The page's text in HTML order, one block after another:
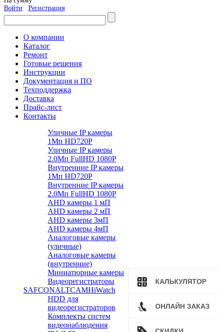
КАЛЬКУЛЯТОР
ОНЛАЙН ЗАКАЗ
Войти
Регистрация
О компании
Каталог
Ремонт
Готовые решения
Инструкции
Документация и ПО
Техподдержка
Доставка
Прайс-лист
Контакты
Уличные IP камеры
1Мп HD720P
Уличные IP камеры
2.0Мп FullHD 1080P
Внутренние IP камеры
1Мп HD720P
Внутренние IP камеры
2.0Мп FullHD 1080P
AHD камеры 1 мП
AHD камеры 2 мП
AHD камеры 3мП
AHD камеры 4мП
Аналоговые камеры
(уличные)
Аналоговые камеры
(внутренние)
Миниатюрные камеры
Видеорегистраторы
SAFCONALTCAMHiWatch
HDD для
видеорегистраторов
Комплекты систем
видеонаблюдения